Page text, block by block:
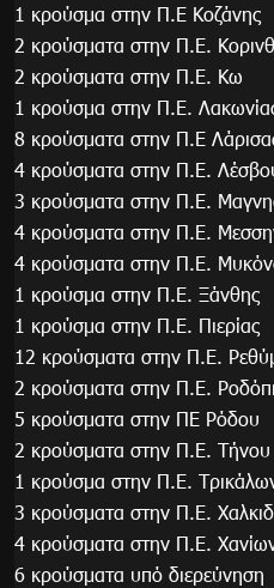
1 κρούσμα στην Π.Ε Κοζάνης
2 κρούσματα στην Π.Ε.
2 κρούσματα στην Π.Ε. Κω
1 κρούσμα στην Π.Ε.
8 κρούσματα στην Π.Ε
4 κρούσματα στην Π.Ε.
3 κρούσματα στην Π.Ε.
4 κρούσματα στην Π.Ε.
4 κρούσματα στην Π.Ε.
1 κρούσμα στην Π.Ε. Ξάνθης
1 κρούσμα στην Π.Ε. Πιερίας
12 κρούσματα στην Π.Ε.
2 κρούσματα στην Π.Ε.
5 κρούσματα στην ΠΕ Ρόδου
2 κρούσματα στην Π.Ε. Τήνου
1 κρούσμα στην Π.Ε.
3 κρούσματα στην Π.Ε.
4 κρούσματα στην Π.Ε.
6 κρούσματα υπό διερεύνηση